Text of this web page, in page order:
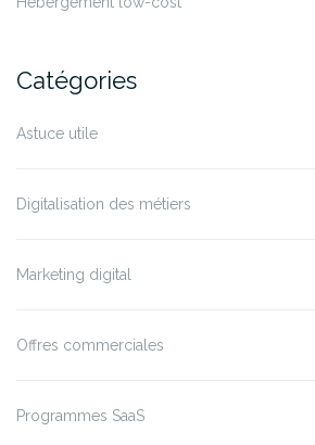
Catégories
Astuce utile
Digitalisation des métiers
Marketing digital
Offres commerciales
Programmes SaaS